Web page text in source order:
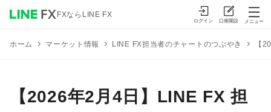
ホーム マーケット情報 LINE FX担当者のチャートのつぶやき 【
【2026年2月4日】LINE FX 担
FXならLINE FX
ログイン 口座開設 メニュー